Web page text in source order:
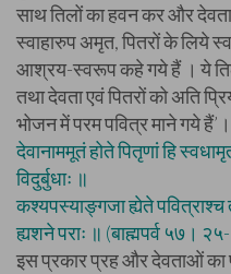
साथ तिलों का हवन कर और
स्वाहारुप अमृत, पितरों के लिये
आश्रय-स्वरूप कहे गये हैं । ये
तथा देवता एवं पितरों को अति
भोजन में परम पवित्र माने गये हैं’।
देवानाममूतं होते पितृणां हि
विदुर्बुधाः ॥
कश्यपस्याङ्गजा ह्येते पवित्राश्च
ह्यशने पराः ॥ (बाह्मपर्व ५७।
इस प्रकार प्रह और देवताओं का